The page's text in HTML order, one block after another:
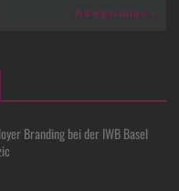
Branding bei der IWB Basel